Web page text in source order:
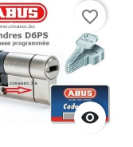

favorite_border